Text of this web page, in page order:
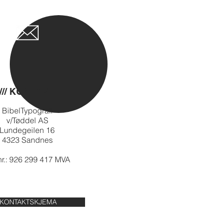
/// KONTAKT
BibelTypografi
v/Tøddel AS
Lundegeilen 16
4323 Sandnes
926 299 417 MVA